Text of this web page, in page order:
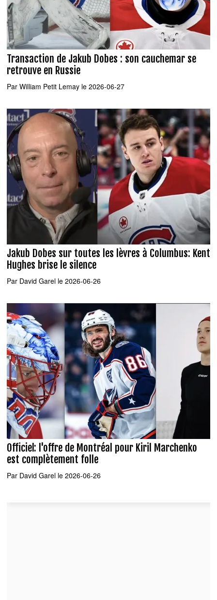
Transaction de Jakub Dobes : son cauchemar se
retrouve en Russie
Par William Petit Lemay le 2026-06-27
Jakub Dobes sur toutes les lèvres à Columbus: Kent
Hughes brise le silence
Par David Garel le 2026-06-26
Officiel: l'offre de Montréal pour Kiril Marchenko
est complètement folle
Par David Garel le 2026-06-26